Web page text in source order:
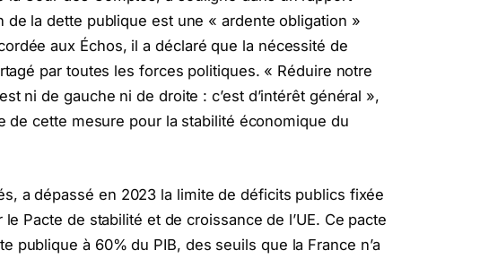
la dette publique est une « ardente obligation »
aux Échos, il a déclaré que la nécessité de
par toutes les forces politiques. « Réduire notre
ni de gauche ni de droite : c’est d’intérêt général »,
de cette mesure pour la stabilité économique du
a dépassé en 2023 la limite de déficits publics fixée
Pacte de stabilité et de croissance de l’UE. Ce pacte
publique à 60% du PIB, des seuils que la France n’a